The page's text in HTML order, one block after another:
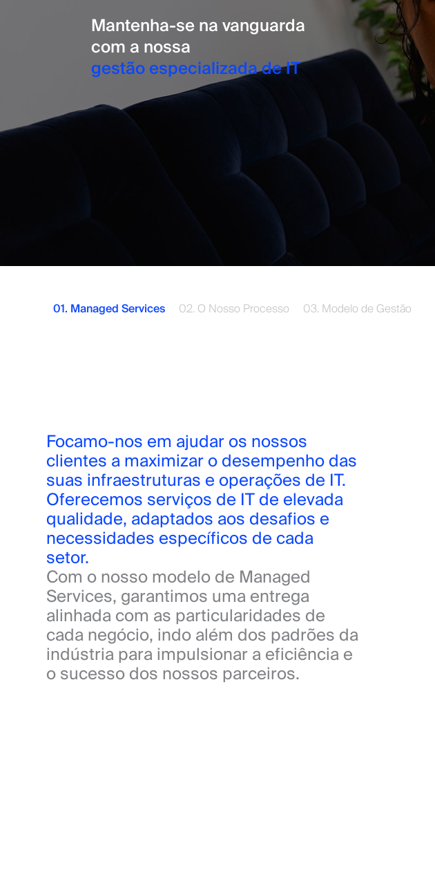
Mantenha-se na vanguarda
com a nossa
gestão especializada de IT
01. Managed Services 02. O Nosso Processo 03. Modelo de Gestão
Focamo-nos em ajudar os nossos
clientes a maximizar o desempenho das
suas infraestruturas e operações de IT.
Oferecemos serviços de IT de elevada
qualidade, adaptados aos desafios e
necessidades específicos de cada
setor.
Com o nosso modelo de Managed
Services, garantimos uma entrega
alinhada com as particularidades de
cada negócio, indo além dos padrões da
indústria para impulsionar a eficiência e
o sucesso dos nossos parceiros.